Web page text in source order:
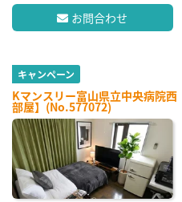
お問合わせ
キャンペーン
Kマンスリー富山県立中央病院
部屋】(No.577072)